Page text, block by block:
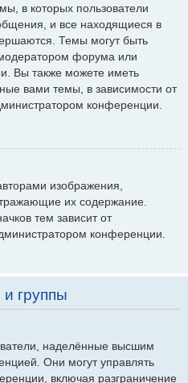
в которых пользователи
и все находящиеся в
Темы могут быть
форума или
Вы также можете иметь
вами темы, в зависимости от
конференции.
изображения,
их содержание.
тем зависит от
конференции.
группы
наделённые высшим
Они могут управлять
включая разграничение